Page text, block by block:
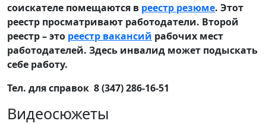
соискателе помещаются в реестр резюме. Этот
реестр просматривают работодатели. Второй
реестр – это реестр вакансий рабочих мест
работодателей. Здесь инвалид может подыскать
себе работу.
Тел. для справок 8 (347) 286-16-51
Видеосюжеты